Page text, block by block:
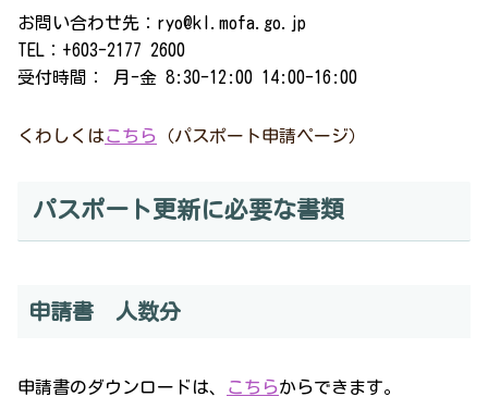
お問い合わせ先：ryo@kl.mofa.go.jp
TEL：+603-2177 2600
受付時間： 月-金 8:30-12:00 14:00-16:00
くわしくはこちら （パスポート申請ページ）
パスポート更新に必要な書類
申請書 人数分
申請書のダウンロードは、 こちらからできます。